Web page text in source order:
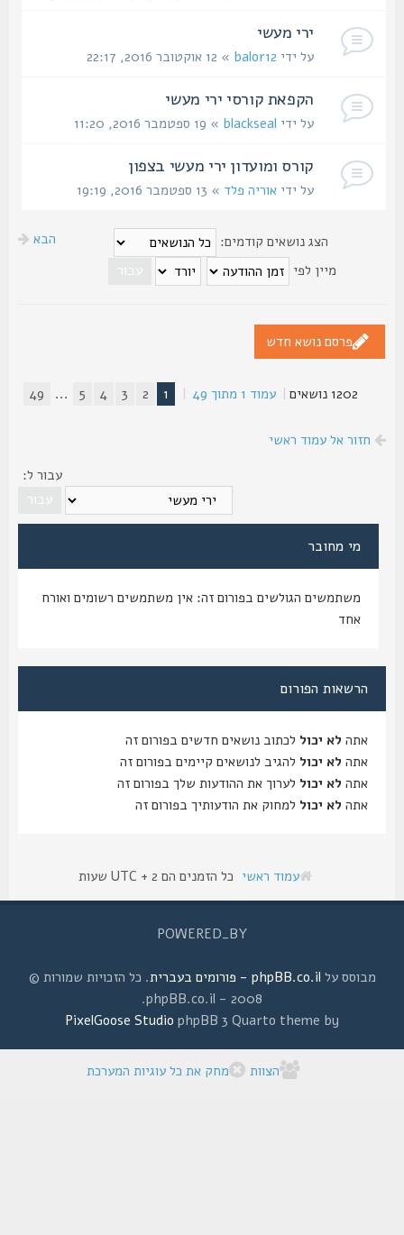
ירי מעשי
על ידיbalor12» 12 אוקטובר 2016, 22:17
הקפאת קורסי ירי מעשי
על ידיblackseal» 19 ספטמבר 2016, 11:20
קורס ומועדון ירי מעשי בצפון
על ידיאוריה פלד» 13 ספטמבר 2016, 19:19
הצג נושאים קודמים:
מיין לפי
פרסם נושא חדש
| עמוד1מתוך49
|
1
5
...
49
חזור אל עמוד ראשי
עבור ל:
מי מחובר
משתמשים הגולשים בפורום זה: אין משתמשים רשומים ואורח
הרשאות הפורום
לא יכול לכתוב נושאים חדשים בפורום זה
לא יכול להגיב לנושאים קיימים בפורום זה
לא יכול לערוך את ההודעות שלך בפורום זה
לא יכול למחוק את הודעותיך בפורום זה
עמוד ראשי כל הזמנים הם UTC + 2 שעות
POWERED_BY
מבוסס עלphpBB.co.il - פורומים בעברית
. כל הזכויות שמורות ©
2008 - phpBB.co.il.
phpBB 3 Quarto theme by
PixelGoose Studio
הצוות מחק את כל עוגיות המערכת